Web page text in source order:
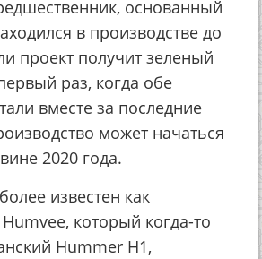
основанный
в производстве до
проект получит зеленый
раз, когда обе
вместе за последние
может начаться
2020 года.
известен как
который когда-то
Hummer H1,